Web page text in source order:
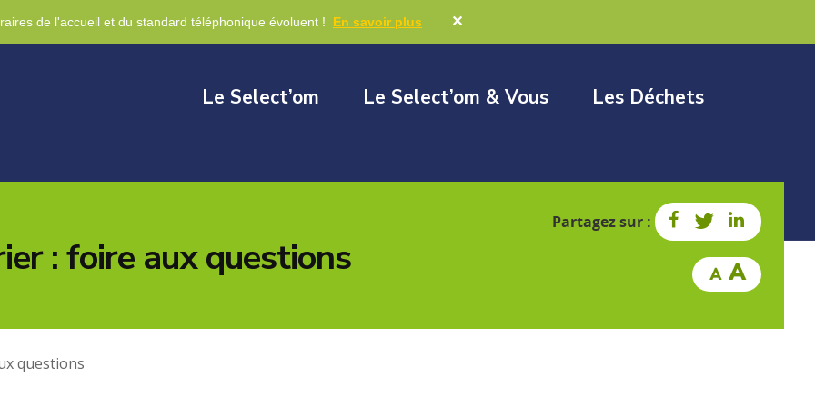
de l'accueil et du standard téléphonique évoluent ! En savoir plus ✕
Le Select’om Le Select’om & Vous Les Déchets
: foire aux questions
Partagez sur :
questions